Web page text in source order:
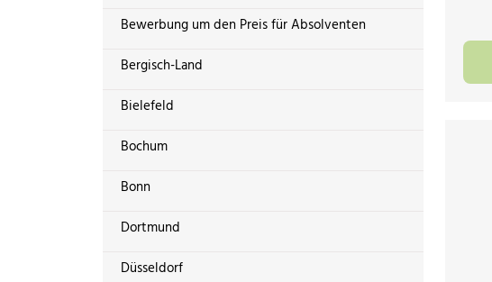
Bewerbung um den Preis für Absolventen
Bergisch-Land
Bielefeld
Bochum
Bonn
Dortmund
Düsseldorf